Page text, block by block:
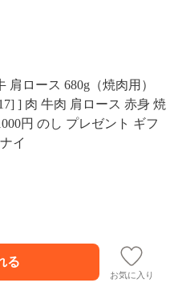
ロース 680g（焼肉用）
] 肉 牛肉 肩ロース 赤身 焼
ト ギフ
イ
お気に入り